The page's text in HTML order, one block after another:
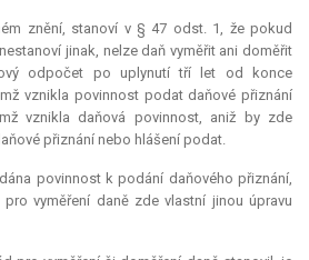
znění, stanoví v § 47 odst. 1, že pokud
jinak, nelze daň vyměřit ani doměřit
odpočet po uplynutí tří let od konce
vznikla povinnost podat daňové přiznání
vznikla daňová povinnost, aniž by zde
přiznání nebo hlášení podat.
povinnost k podání daňového přiznání,
vyměření daně zde vlastní jinou úpravu